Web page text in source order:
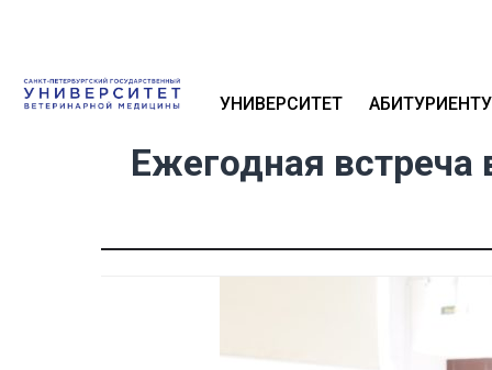
УНИВЕРСИТЕТ АБИТУРИЕНТУ
Ежегодная встреча